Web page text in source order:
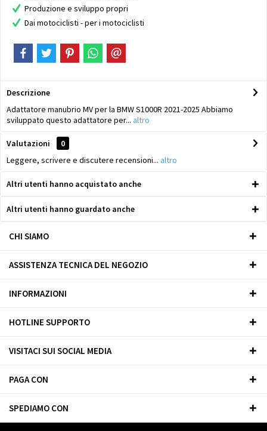
Produzione e sviluppo propri
Dai motociclisti - per i motociclisti
Descrizione
Adattatore manubrio MV per la BMW S1000R 2021-2025 Abbiamo
sviluppato questo adattatore per... altro
Valutazioni
0
Leggere, scrivere e discutere recensioni... altro
Altri utenti hanno acquistato anche
Altri utenti hanno guardato anche
CHI SIAMO
ASSISTENZA TECNICA DEL NEGOZIO
INFORMAZIONI
HOTLINE SUPPORTO
VISITACI SUI SOCIAL MEDIA
PAGA CON
SPEDIAMO CON